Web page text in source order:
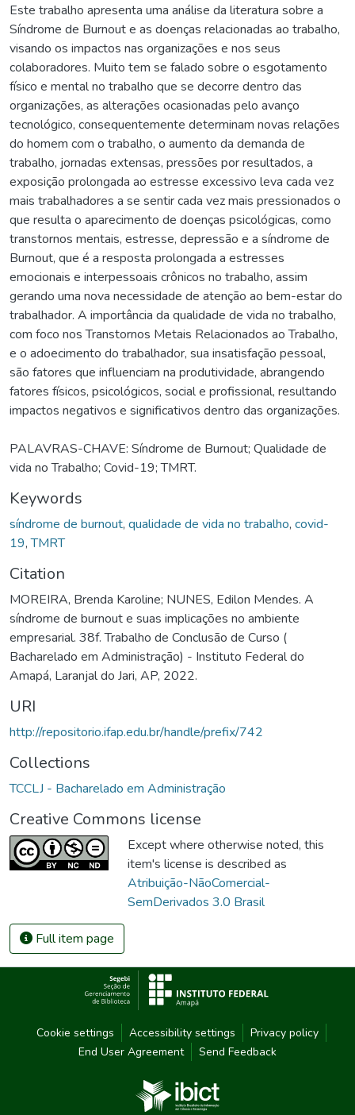
Este trabalho apresenta uma análise da literatura sobre a
Síndrome de Burnout e as doenças relacionadas ao trabalho,
visando os impactos nas organizações e nos seus
colaboradores. Muito tem se falado sobre o esgotamento
físico e mental no trabalho que se decorre dentro das
organizações, as alterações ocasionadas pelo avanço
tecnológico, consequentemente determinam novas relações
do homem com o trabalho, o aumento da demanda de
trabalho, jornadas extensas, pressões por resultados, a
exposição prolongada ao estresse excessivo leva cada vez
mais trabalhadores a se sentir cada vez mais pressionados o
que resulta o aparecimento de doenças psicológicas, como
transtornos mentais, estresse, depressão e a síndrome de
Burnout, que é a resposta prolongada a estresses
emocionais e interpessoais crônicos no trabalho, assim
gerando uma nova necessidade de atenção ao bem-estar do
trabalhador. A importância da qualidade de vida no trabalho,
com foco nos Transtornos Metais Relacionados ao Trabalho,
e o adoecimento do trabalhador, sua insatisfação pessoal,
são fatores que influenciam na produtividade, abrangendo
fatores físicos, psicológicos, social e profissional, resultando
impactos negativos e significativos dentro das organizações.
PALAVRAS-CHAVE: Síndrome de Burnout; Qualidade de
vida no Trabalho; Covid-19; TMRT.
Keywords
síndrome de burnout, qualidade de vida no trabalho, covid-
19,TMRT
Citation
MOREIRA, Brenda Karoline; NUNES, Edilon Mendes. A
síndrome de burnout e suas implicações no ambiente
empresarial. 38f. Trabalho de Conclusão de Curso (
Bacharelado em Administração) - Instituto Federal do
Amapá, Laranjal do Jari, AP, 2022.
URI
http://repositorio.ifap.edu.br/handle/prefix/742
Collections
TCCLJ - Bacharelado em Administração
Creative Commons license
Except where otherwise noted, this
item's license is described as
Atribuição-NãoComercial-
SemDerivados 3.0 Brasil
Full item page
Cookie settings Accessibility settings
Privacy policy
End User Agreement
Send Feedback